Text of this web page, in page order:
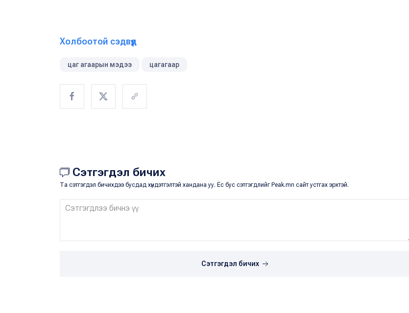
Холбоотой сэдвүүд
цаг агаарын мэдээ цагагаар
Сэтгэгдэл бичих
Та сэтгэгдэл бичихдээ бусдад хүндэтгэлтэй хандана уу. Ёс бус сэтгэгдлийг Peak.mn сайт устгах эрхтэй.
Сэтгэгдэл бичих